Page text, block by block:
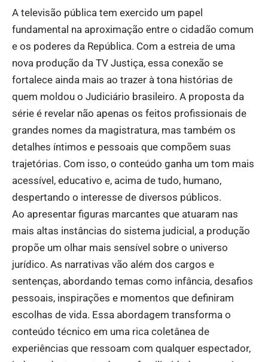
A televisão pública tem exercido um papel
fundamental na aproximação entre o cidadão comum
e os poderes da República. Com a estreia de uma
nova produção da TV Justiça, essa conexão se
fortalece ainda mais ao trazer à tona histórias de
quem moldou o Judiciário brasileiro. A proposta da
série é revelar não apenas os feitos profissionais de
grandes nomes da magistratura, mas também os
detalhes íntimos e pessoais que compõem suas
trajetórias. Com isso, o conteúdo ganha um tom mais
acessível, educativo e, acima de tudo, humano,
despertando o interesse de diversos públicos.
Ao apresentar figuras marcantes que atuaram nas
mais altas instâncias do sistema judicial, a produção
propõe um olhar mais sensível sobre o universo
jurídico. As narrativas vão além dos cargos e
sentenças, abordando temas como infância, desafios
pessoais, inspirações e momentos que definiram
escolhas de vida. Essa abordagem transforma o
conteúdo técnico em uma rica coletânea de
experiências que ressoam com qualquer espectador,